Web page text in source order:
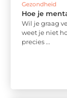
Gezondheid
Hoe je
Wil je graag
weet je niet
precies ...